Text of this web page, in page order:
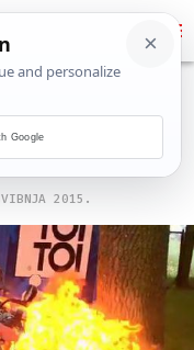
usijanja:
- motor
2015.
Google